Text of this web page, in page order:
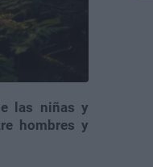
las niñas y
hombres y